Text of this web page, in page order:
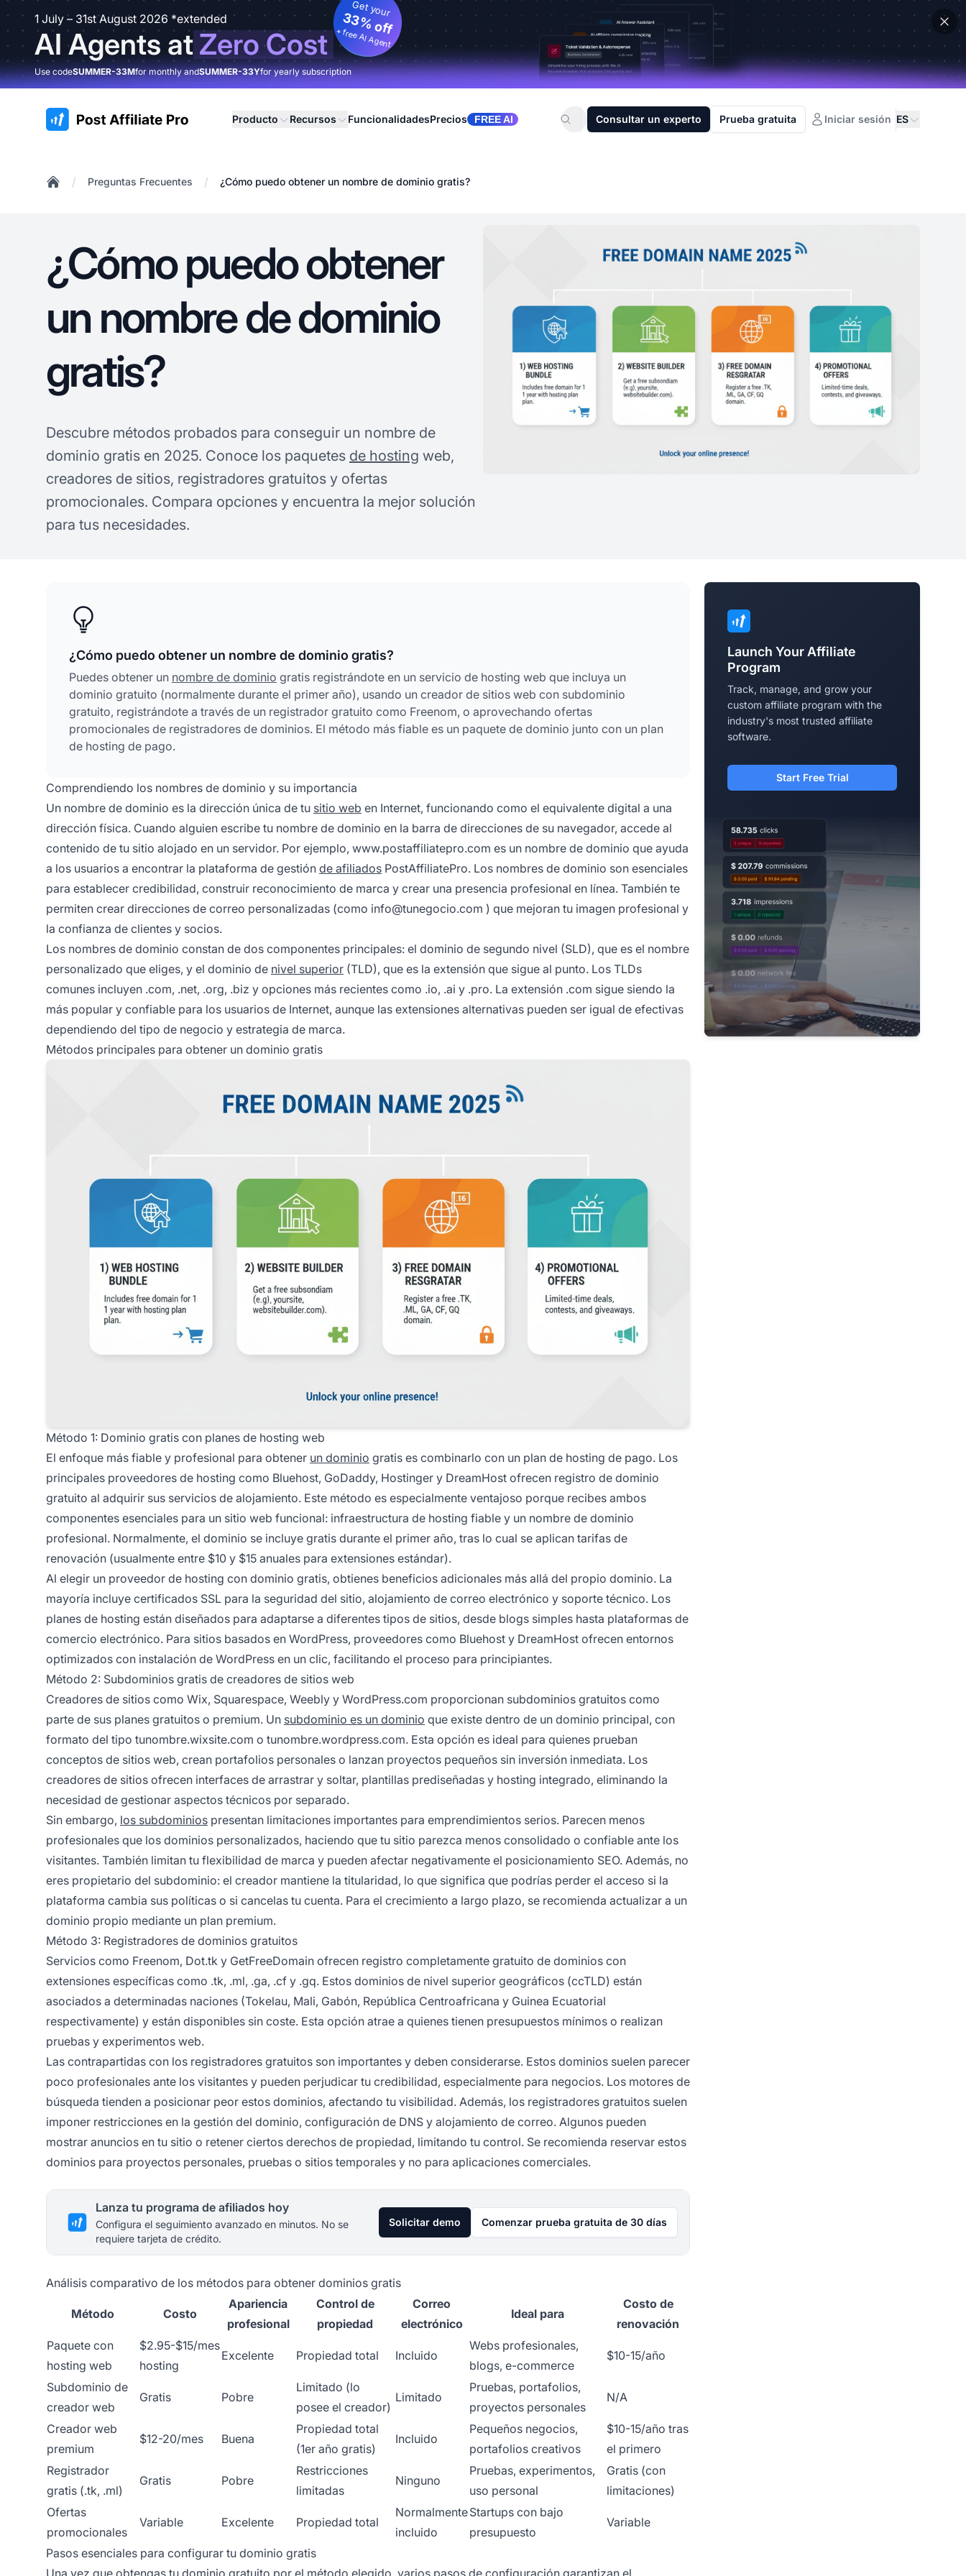
1 July – 31st August 2026 *extended
AI Agents atZero Cost
Get your
33% off
+ free AI Agent
Use codeSUMMER-33Mfor monthly andSUMMER-33Yfor yearly subscription
:site.title Producto Recursos FuncionalidadesPrecios FREE AI Consultar un experto Prueba gratuita Iniciar sesión ES
/ Preguntas Frecuentes / ¿Cómo puedo obtener un nombre de dominio gratis?
¿Cómo puedo obtener
un nombre de dominio
gratis?
Descubre métodos probados para conseguir un nombre de
dominio gratis en 2025. Conoce los paquetes de hosting web,
creadores de sitios, registradores gratuitos y ofertas
promocionales. Compara opciones y encuentra la mejor solución
para tus necesidades.
¿Cómo puedo obtener un nombre de dominio gratis?
Puedes obtener un nombre de dominio gratis registrándote en un servicio de hosting web que incluya un
dominio gratuito (normalmente durante el primer año), usando un creador de sitios web con subdominio
gratuito, registrándote a través de un registrador gratuito como Freenom, o aprovechando ofertas
promocionales de registradores de dominios. El método más fiable es un paquete de dominio junto con un plan
de hosting de pago.
Comprendiendo los nombres de dominio y su importancia
Un nombre de dominio es la dirección única de tu sitio web en Internet, funcionando como el equivalente digital a una
dirección física. Cuando alguien escribe tu nombre de dominio en la barra de direcciones de su navegador, accede al
contenido de tu sitio alojado en un servidor. Por ejemplo, www.postaffiliatepro.com es un nombre de dominio que ayuda
a los usuarios a encontrar la plataforma de gestión de afiliados PostAffiliatePro. Los nombres de dominio son esenciales
para establecer credibilidad, construir reconocimiento de marca y crear una presencia profesional en línea. También te
permiten crear direcciones de correo personalizadas (como info@tunegocio.com ) que mejoran tu imagen profesional y
la confianza de clientes y socios.
Los nombres de dominio constan de dos componentes principales: el dominio de segundo nivel (SLD), que es el nombre
personalizado que eliges, y el dominio de nivel superior (TLD), que es la extensión que sigue al punto. Los TLDs
comunes incluyen .com, .net, .org, .biz y opciones más recientes como .io, .ai y .pro. La extensión .com sigue siendo la
más popular y confiable para los usuarios de Internet, aunque las extensiones alternativas pueden ser igual de efectivas
dependiendo del tipo de negocio y estrategia de marca.
Métodos principales para obtener un dominio gratis
Método 1: Dominio gratis con planes de hosting web
El enfoque más fiable y profesional para obtener un dominio gratis es combinarlo con un plan de hosting de pago. Los
principales proveedores de hosting como Bluehost, GoDaddy, Hostinger y DreamHost ofrecen registro de dominio
gratuito al adquirir sus servicios de alojamiento. Este método es especialmente ventajoso porque recibes ambos
componentes esenciales para un sitio web funcional: infraestructura de hosting fiable y un nombre de dominio
profesional. Normalmente, el dominio se incluye gratis durante el primer año, tras lo cual se aplican tarifas de
renovación (usualmente entre $10 y $15 anuales para extensiones estándar).
Al elegir un proveedor de hosting con dominio gratis, obtienes beneficios adicionales más allá del propio dominio. La
mayoría incluye certificados SSL para la seguridad del sitio, alojamiento de correo electrónico y soporte técnico. Los
planes de hosting están diseñados para adaptarse a diferentes tipos de sitios, desde blogs simples hasta plataformas de
comercio electrónico. Para sitios basados en WordPress, proveedores como Bluehost y DreamHost ofrecen entornos
optimizados con instalación de WordPress en un clic, facilitando el proceso para principiantes.
Método 2: Subdominios gratis de creadores de sitios web
Creadores de sitios como Wix, Squarespace, Weebly y WordPress.com proporcionan subdominios gratuitos como
parte de sus planes gratuitos o premium. Un subdominio es un dominio que existe dentro de un dominio principal, con
formato del tipo tunombre.wixsite.com o tunombre.wordpress.com. Esta opción es ideal para quienes prueban
conceptos de sitios web, crean portafolios personales o lanzan proyectos pequeños sin inversión inmediata. Los
creadores de sitios ofrecen interfaces de arrastrar y soltar, plantillas prediseñadas y hosting integrado, eliminando la
necesidad de gestionar aspectos técnicos por separado.
Sin embargo, los subdominios presentan limitaciones importantes para emprendimientos serios. Parecen menos
profesionales que los dominios personalizados, haciendo que tu sitio parezca menos consolidado o confiable ante los
visitantes. También limitan tu flexibilidad de marca y pueden afectar negativamente el posicionamiento SEO. Además, no
eres propietario del subdominio: el creador mantiene la titularidad, lo que significa que podrías perder el acceso si la
plataforma cambia sus políticas o si cancelas tu cuenta. Para el crecimiento a largo plazo, se recomienda actualizar a un
dominio propio mediante un plan premium.
Método 3: Registradores de dominios gratuitos
Servicios como Freenom, Dot.tk y GetFreeDomain ofrecen registro completamente gratuito de dominios con
extensiones específicas como .tk, .ml, .ga, .cf y .gq. Estos dominios de nivel superior geográficos (ccTLD) están
asociados a determinadas naciones (Tokelau, Mali, Gabón, República Centroafricana y Guinea Ecuatorial
respectivamente) y están disponibles sin coste. Esta opción atrae a quienes tienen presupuestos mínimos o realizan
pruebas y experimentos web.
Las contrapartidas con los registradores gratuitos son importantes y deben considerarse. Estos dominios suelen parecer
poco profesionales ante los visitantes y pueden perjudicar tu credibilidad, especialmente para negocios. Los motores de
búsqueda tienden a posicionar peor estos dominios, afectando tu visibilidad. Además, los registradores gratuitos suelen
imponer restricciones en la gestión del dominio, configuración de DNS y alojamiento de correo. Algunos pueden
mostrar anuncios en tu sitio o retener ciertos derechos de propiedad, limitando tu control. Se recomienda reservar estos
dominios para proyectos personales, pruebas o sitios temporales y no para aplicaciones comerciales.
Lanza tu programa de afiliados hoy
Configura el seguimiento avanzado en minutos. No se
requiere tarjeta de crédito.
Solicitar demo Comenzar prueba gratuita de 30 días
Análisis comparativo de los métodos para obtener dominios gratis
Método Costo
Apariencia
profesional
Control de
propiedad
Correo
electrónico
Ideal para
Costo de
renovación
Paquete con
hosting web
$2.95-$15/mes
hosting
Excelente Propiedad total Incluido
Webs profesionales,
blogs, e-commerce
$10-15/año
Subdominio de
creador web
Gratis Pobre
Limitado (lo
posee el creador)
Limitado
Pruebas, portafolios,
proyectos personales
N/A
Creador web
premium
$12-20/mes Buena
Propiedad total
(1er año gratis)
Incluido
Pequeños negocios,
portafolios creativos
$10-15/año tras
el primero
Registrador
gratis (.tk, .ml)
Gratis Pobre
Restricciones
limitadas
Ninguno
Pruebas, experimentos,
uso personal
Gratis (con
limitaciones)
Ofertas
promocionales
Variable Excelente Propiedad total
Normalmente
incluido
Startups con bajo
presupuesto
Variable
Pasos esenciales para configurar tu dominio gratis
Una vez que obtengas tu dominio gratuito por el método elegido, varios pasos de configuración garantizan el
Launch Your Affiliate
Program
Track, manage, and grow your
custom affiliate program with the
industry's most trusted affiliate
software.
Start Free Trial